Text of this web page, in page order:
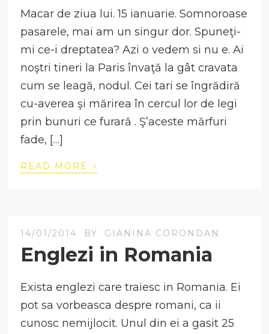
Macar de ziua lui. 15 ianuarie. Somnoroase
pasarele, mai am un singur dor. Spuneţi-
mi ce-i dreptatea? Azi o vedem si nu e. Ai
noştri tineri la Paris învaţă la gât cravata
cum se leagă, nodul. Cei tari se îngrădiră
cu-averea şi mărirea în cercul lor de legi
prin bunuri ce furară . Ş’aceste mărfuri
fade, […]
READ MORE ›
14/01/2014 BY GIANINA CORONDAN
Englezi in Romania
Exista englezi care traiesc in Romania. Ei
pot sa vorbeasca despre romani, ca ii
cunosc nemijlocit. Unul din ei a gasit 25